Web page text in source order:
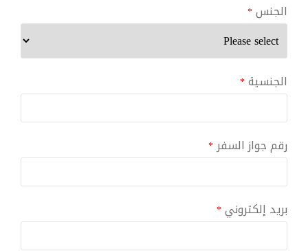
الجنس*
الجنسية*
رقم جواز السفر*
بريد إلكتروني*